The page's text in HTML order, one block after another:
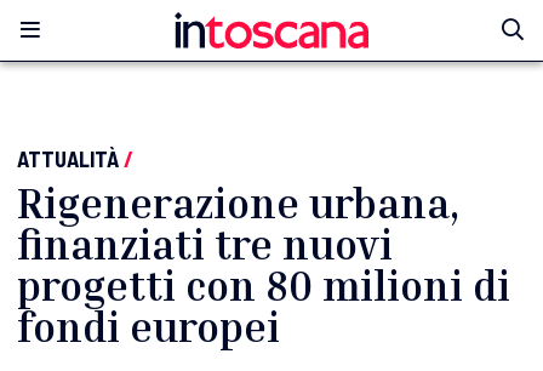
ATTUALITÀ/
Rigenerazione urbana,
finanziati tre nuovi
progetti con 80 milioni di
fondi europei